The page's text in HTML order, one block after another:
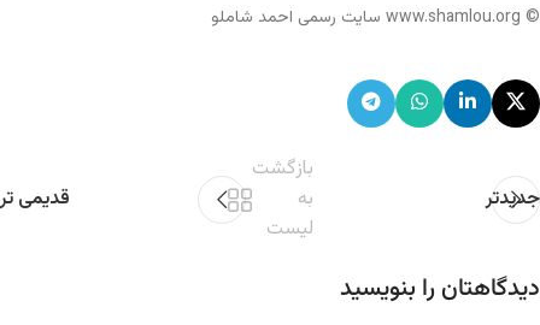
© www.shamlou.org سایت رسمی احمد شاملو
جدیدتر
بازگشت
به
لیست
قدیمی تر
دیدگاهتان را بنویسید